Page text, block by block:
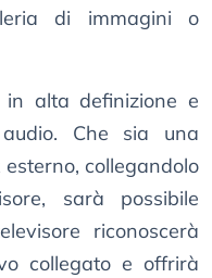
di immagini o
alta definizione e
Che sia una
collegandolo
sarà possibile
riconoscerà
collegato e offrirà